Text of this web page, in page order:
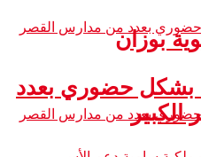
بوزان
بشكل حضوري بعدد